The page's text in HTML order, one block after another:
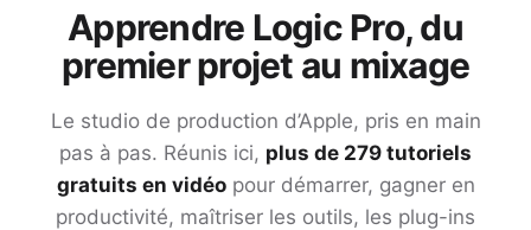
Apprendre Logic Pro, du
premier projet au mixage
Le studio de production d’Apple, pris en main
pas à pas. Réunis ici, plus de 279 tutoriels
gratuits en vidéopour démarrer, gagner en
productivité, maîtriser les outils, les plug-ins